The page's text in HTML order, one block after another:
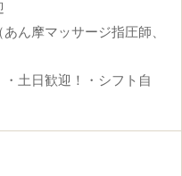
ん摩マッサージ指圧師、
・土日歓迎！・シフト自